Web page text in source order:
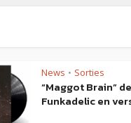
News • Sorties
“Maggot Brain” de
Funkadelic en